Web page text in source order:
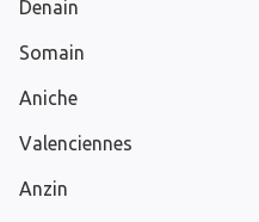
Denain
Somain
Aniche
Valenciennes
Anzin